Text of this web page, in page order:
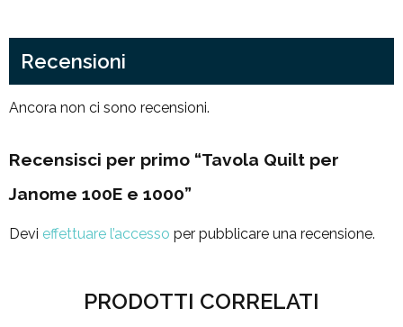
Recensioni
Ancora non ci sono recensioni.
Recensisci per primo “Tavola Quilt per
Janome 100E e 1000”
Devi effettuare l’accesso per pubblicare una recensione.
PRODOTTI CORRELATI